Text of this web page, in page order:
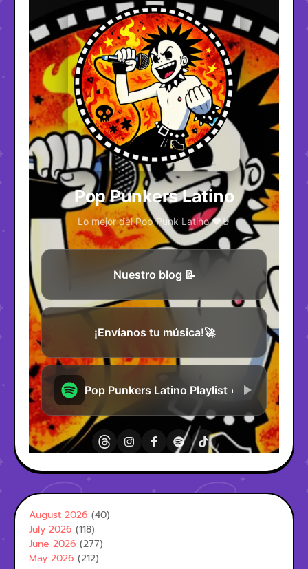
August 2026 (40)
July 2026 (118)
June 2026 (277)
May 2026 (212)